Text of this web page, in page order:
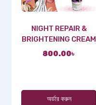
NIGHT REPAIR &
BRIGHTENING CREAM
800.00৳
অর্ডার করুন